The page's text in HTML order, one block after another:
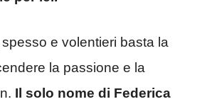
e volentieri basta la
la passione e la
Il solo nome di Federica